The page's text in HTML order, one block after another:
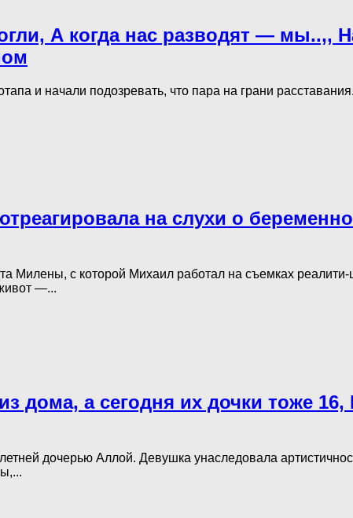
А когда нас разводят — мы..,,
и начали подозревать, что пара на грани
на слухи о
Милены, с которой Михаил работал на съемках
—...
а сегодня их дочки тоже 16,
дочерью Аллой. Девушка унаследовала